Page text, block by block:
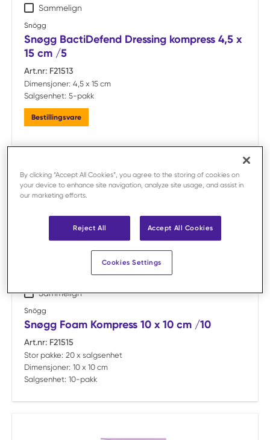
Sammelign
Snögg
Snøgg BactiDefend Dressing kompress 4,5 x
15 cm /5
Art.nr: F21513
Dimensjoner: 4,5 x 15 cm
Salgsenhet: 5-pakk
Bestillingsvare
Sammelign
Snögg
Snøgg Foam Kompress 10 x 10 cm /10
Art.nr: F21515
Stor pakke: 20 x salgsenhet
Dimensjoner: 10 x 10 cm
Salgsenhet: 10-pakk
By clicking “Accept All Cookies”, you agree to the storing of cookies on
your device to enhance site navigation, analyze site usage, and assist in
our marketing efforts.
Reject All Accept All Cookies
Cookies Settings